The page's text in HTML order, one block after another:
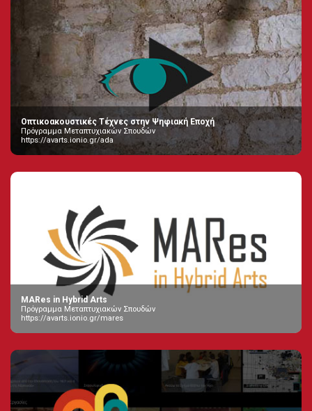
Οπτικοακουστικές Τέχνες στην Ψηφιακή Εποχή
Πρόγραμμα Μεταπτυχιακών Σπουδών
https://avarts.ionio.gr/ada
MARes in Hybrid Arts
Πρόγραμμα Μεταπτυχιακών Σπουδών
https://avarts.ionio.gr/mares